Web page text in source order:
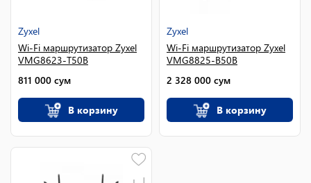
Zyxel
Wi-Fi маршрутизатор Zyxel
VMG8623-T50B
811 000 сум
В корзину
Zyxel
Wi-Fi маршрутизатор Zyxel
VMG8825-B50B
2 328 000 сум
В корзину